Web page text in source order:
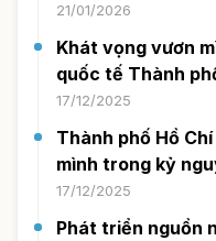
21/01/2026
Khát vọng vươn
quốc tế Thành
17/12/2025
Thành phố Hồ
mình trong kỷ
17/12/2025
Phát triển nguồn